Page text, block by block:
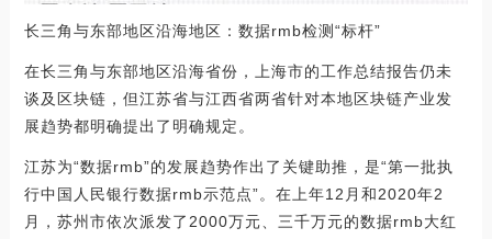
长三角与东部地区沿海地区：数据rmb检测“标杆”
在长三角与东部地区沿海省份，上海市的工作总结报告仍未
谈及区块链，但江苏省与江西省两省针对本地区块链产业发
展趋势都明确提出了明确规定。
江苏为“数据rmb”的发展趋势作出了关键助推，是“第一批执
行中国人民银行数据rmb示范点”。在上年12月和2020年2
月，苏州市依次派发了2000万元、三千万元的数据rmb大红